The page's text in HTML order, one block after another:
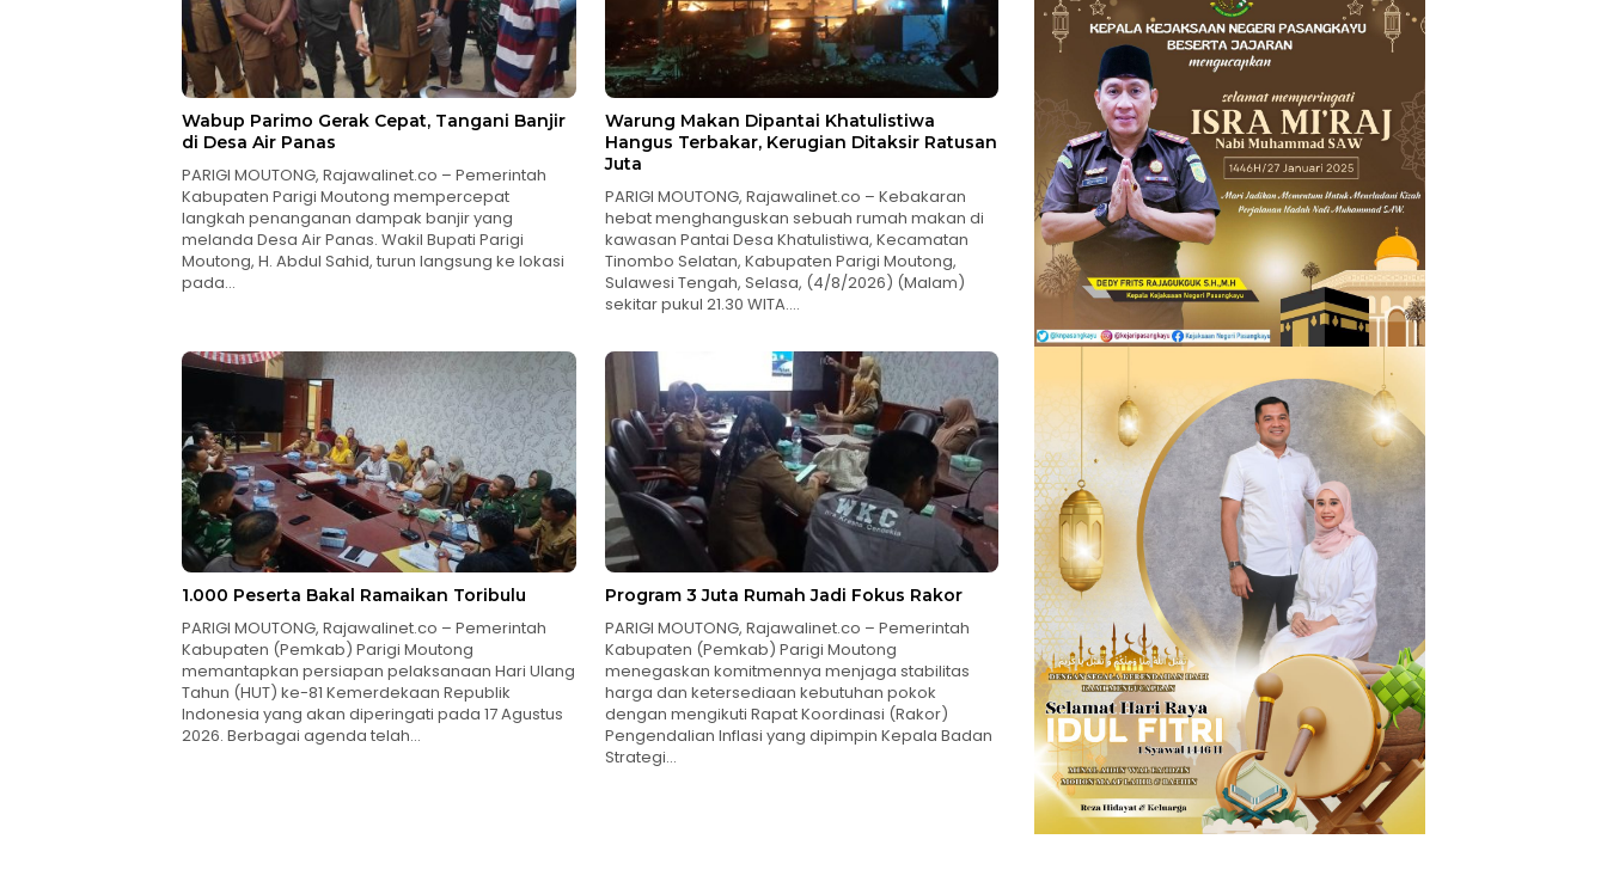
Wabup Parimo Gerak Cepat, Tangani Banjir
di Desa Air Panas
PARIGI MOUTONG, Rajawalinet.co – Pemerintah
Kabupaten Parigi Moutong mempercepat
langkah penanganan dampak banjir yang
melanda Desa Air Panas. Wakil Bupati Parigi
Moutong, H. Abdul Sahid, turun langsung ke lokasi
pada…
Warung Makan Dipantai Khatulistiwa
Hangus Terbakar, Kerugian Ditaksir Ratusan
Juta
PARIGI MOUTONG, Rajawalinet.co – Kebakaran
hebat menghanguskan sebuah rumah makan di
kawasan Pantai Desa Khatulistiwa, Kecamatan
Tinombo Selatan, Kabupaten Parigi Moutong,
Sulawesi Tengah, Selasa, (4/8/2026) (Malam)
sekitar pukul 21.30 WITA….
1.000 Peserta Bakal Ramaikan Toribulu
PARIGI MOUTONG, Rajawalinet.co – Pemerintah
Kabupaten (Pemkab) Parigi Moutong
memantapkan persiapan pelaksanaan Hari Ulang
Tahun (HUT) ke-81 Kemerdekaan Republik
Indonesia yang akan diperingati pada 17 Agustus
2026. Berbagai agenda telah…
Program 3 Juta Rumah Jadi Fokus Rakor
PARIGI MOUTONG, Rajawalinet.co – Pemerintah
Kabupaten (Pemkab) Parigi Moutong
menegaskan komitmennya menjaga stabilitas
harga dan ketersediaan kebutuhan pokok
dengan mengikuti Rapat Koordinasi (Rakor)
Pengendalian Inflasi yang dipimpin Kepala Badan
Strategi…